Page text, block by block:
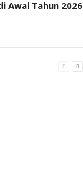
Awal Tahun 2026